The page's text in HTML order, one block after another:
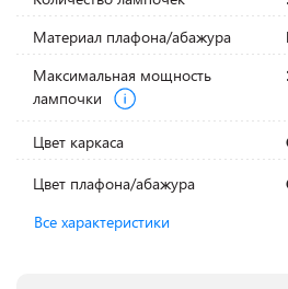
Материал плафона/абажура
Максимальная мощность
лампочки
Цвет каркаса
Цвет плафона/абажура
Все характеристики